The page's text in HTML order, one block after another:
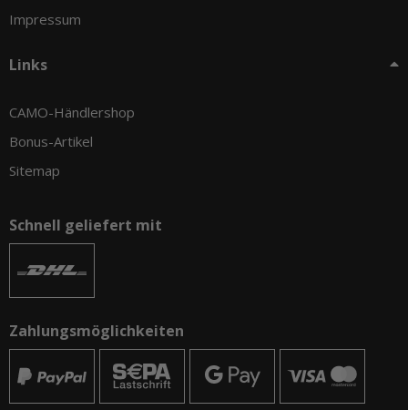
Impressum
Links
CAMO-Händlershop
Bonus-Artikel
Sitemap
Schnell geliefert mit
Zahlungsmöglichkeiten